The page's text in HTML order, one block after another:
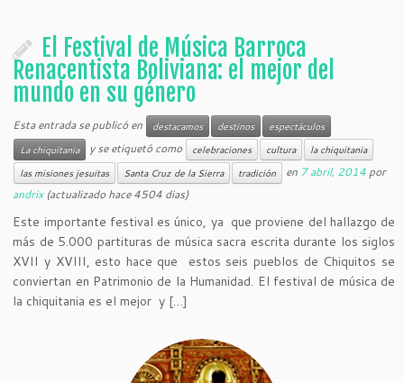
El Festival de Música Barroca
Renacentista Boliviana: el mejor del
mundo en su género
Esta entrada se publicó en destacamos destinos
espectáculos
La chiquitania
y se etiquetó como celebraciones cultura
la chiquitania
las misiones jesuitas
Santa Cruz de la Sierra tradición en 7 abril, 2014 por
andrix(actualizado hace 4504 dias)
Este importante festival es único, ya que proviene del hallazgo de
más de 5.000 partituras de música sacra escrita durante los siglos
XVII y XVIII, esto hace que estos seis pueblos de Chiquitos se
conviertan en Patrimonio de la Humanidad. El festival de música de
la chiquitania es el mejor y […]